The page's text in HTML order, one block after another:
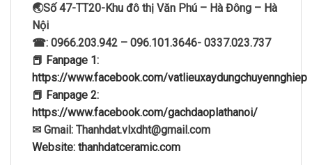
🌏Số 47-TT20-Khu đô thị Văn Phú – Hà Đông – Hà
Nội
☎: 0966.203.942 – 096.101.3646- 0337.023.737
📕 Fanpage 1:
https://www.facebook.com/vatlieuxaydungchuyennghiep
📕 Fanpage 2:
https://www.facebook.com/gachdaoplathanoi/
✉ Gmail: Thanhdat.vlxdht@gmail.com
Website: thanhdatceramic.com